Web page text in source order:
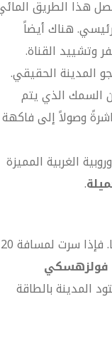
هذا الطريق
هناك أيضاً
وتشييد القناة.
المدينة الحقيقي.
السمك الذي يتم
وصولاً إلى فاكهة
الغربية المميزة
.
تعتبر منطقة فولغوغراد بوابة لجنوب روسيا. فإذا سرت لمسافة 20
المدينة بالطاقة